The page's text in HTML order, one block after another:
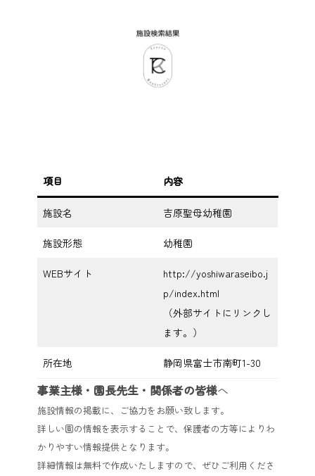
項目 内容
施設名 吉原聖母幼稚園
施設形態 幼稚園
WEBサイト
http://yoshiwaraseibo.j
p/index.html
（外部サイトにリンクし
ます。）
所在地 静岡県富士市南町1-30
事業主様・園長先生・関係者の皆様へ
施設情報の掲載に、ご協力をお願い致します。
詳しい園の情報を表示することで、保護者の方等によりわ
かりやすい情報提供となります。
詳細情報は無料で作成いたしますので、ぜひご利用くださ